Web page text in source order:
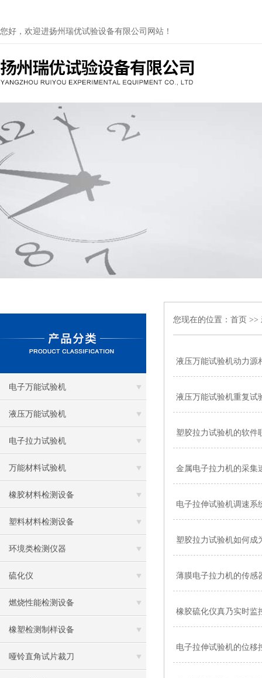
您好，欢迎进扬州瑞优试验设备有限公司网站！
电子万能试验机
液压万能试验机
电子拉力试验机
万能材料试验机
橡胶材料检测设备
塑料材料检测设备
环境类检测仪器
硫化仪
燃烧性能检测设备
橡塑检测制样设备
哑铃直角试片裁刀
您现在的位置： 首页 >>
液压万能试验机动力源
液压万能试验机重复试
塑胶拉力试验机的软件
金属电子拉力机的采集
电子拉伸试验机调速系
塑胶拉力试验机如何成
薄膜电子拉力机的传感
橡胶硫化仪真乃实时监
电子拉伸试验机的位移